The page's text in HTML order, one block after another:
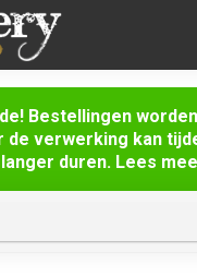
Bestellingen
de verwerking kan
duren. Lees